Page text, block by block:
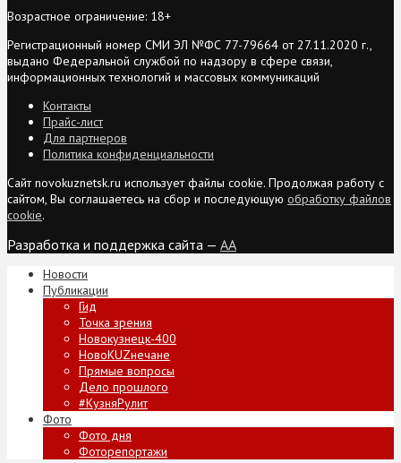
Возрастное ограничение: 18+
Регистрационный номер СМИ ЭЛ №ФС 77-79664 от 27.11.2020 г.,
выдано Федеральной службой по надзору в сфере связи,
информационных технологий и массовых коммуникаций
Контакты
Прайс-лист
Для партнеров
Политика конфиденциальности
Сайт novokuznetsk.ru использует файлы cookie. Продолжая работу с
сайтом, Вы соглашаетесь на сбор и последующую обработку файлов
cookie.
Разработка и поддержка сайта — AA
Новости
Публикации
Гид
Точка зрения
Новокузнецк-400
НовоKUZнечане
Прямые вопросы
Дело прошлого
#КузняРулит
Фото
Фото дня
Фоторепортажи